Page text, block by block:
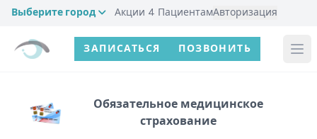
Выберите город Акции 4 ПациентамАвторизация
ЗАПИСАТЬСЯ ПОЗВОНИТЬ
Обязательное медицинское
страхование